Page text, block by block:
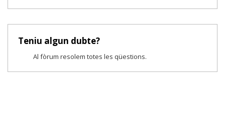
Teniu algun dubte?
Al fòrum resolem totes les qüestions.